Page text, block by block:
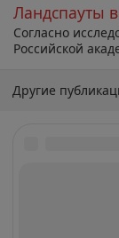
Ландспауты
Согласно
Российской
Другие